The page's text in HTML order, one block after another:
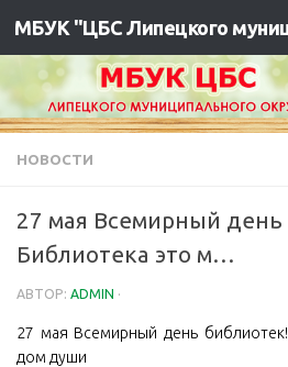
НОВОСТИ
27 мая Всемирный день
Библиотека это м…
АВТОР: ADMIN ·
27 мая Всемирный день
дом души